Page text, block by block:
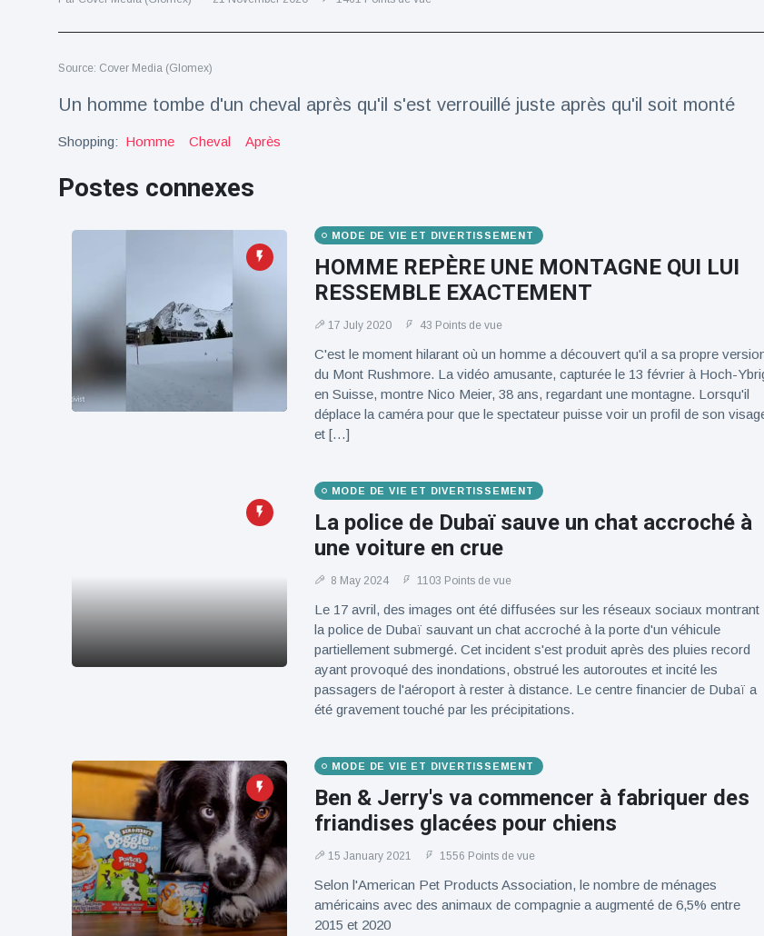
Voyage et aventure
(77)
Dernières nouvelles
2023 Citroën
18 March
36
Points de vue
F8 Spider est
le dernier
One-Off de
Maranello
Lotus dévoile
Emeya, sa
première
Hyper-GT
100électrique
18 March
Points de vue
Source: Cover Media (Glomex)
Un homme tombe d'un cheval après qu'il s'est verrouillé juste après qu'il soit monté
Shopping: Homme Cheval Après
Postes connexes
MODE DE VIE ET DIVERTISSEMENT
HOMME REPÈRE UNE MONTAGNE QUI LUI
RESSEMBLE EXACTEMENT
17 July 2020 43 Points de vue
C'est le moment hilarant où un homme a découvert qu'il a sa propre
du Mont Rushmore. La vidéo amusante, capturée le 13 février à Hoch-
en Suisse, montre Nico Meier, 38 ans, regardant une montagne. Lorsqu'il
déplace la caméra pour que le spectateur puisse voir un profil de son
et […]
MODE DE VIE ET DIVERTISSEMENT
La police de Dubaï sauve un chat accroché à
une voiture en crue
8 May 2024 1103 Points de vue
Le 17 avril, des images ont été diffusées sur les réseaux sociaux montrant
la police de Dubaï sauvant un chat accroché à la porte d'un véhicule
partiellement submergé. Cet incident s'est produit après des pluies record
ayant provoqué des inondations, obstrué les autoroutes et incité les
passagers de l'aéroport à rester à distance. Le centre financier de Dubaï a
été gravement touché par les précipitations.
MODE DE VIE ET DIVERTISSEMENT
Ben & Jerry's va commencer à fabriquer des
friandises glacées pour chiens
15 January 2021 1556 Points de vue
Selon l'American Pet Products Association, le nombre de ménages
américains avec des animaux de compagnie a augmenté de 6,5% entre
2015 et 2020